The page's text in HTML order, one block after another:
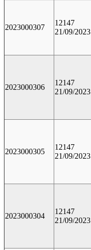
2023000307
12147
21/09/2023
2023000306
12147
21/09/2023
2023000305
12147
21/09/2023
2023000304
12147
21/09/2023